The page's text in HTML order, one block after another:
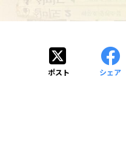
ポスト シェア